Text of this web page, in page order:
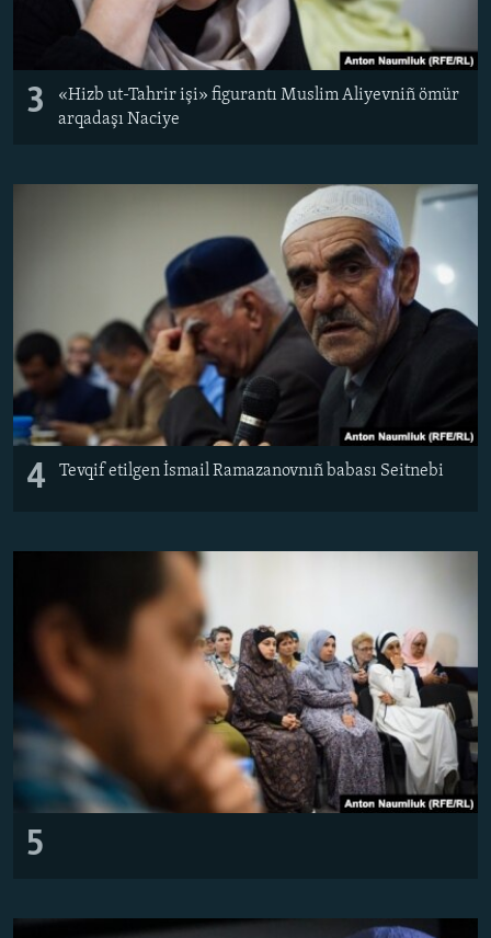
3
«Hizb ut-Tahrir işi» figurantı Muslim Aliyevniñ ömür
arqadaşı Naciye
4 Tevqif etilgen İsmail Ramazanovnıñ babası Seitnebi
5